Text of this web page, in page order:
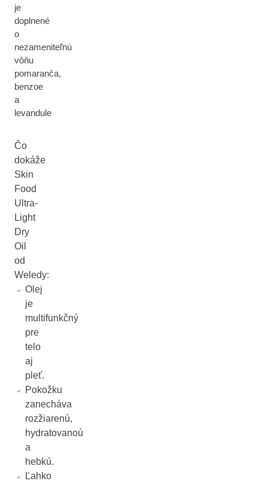
je
doplnené
o
nezameniteľnú
vôňu
pomaranča,
benzoe
a
levandule
Čo
dokáže
Skin
Food
Ultra-
Light
Dry
Oil
od
Weledy:
Olej
je
multifunkčný
pre
telo
aj
pleť.
Pokožku
zanecháva
rozžiarenú,
hydratovanoú
a
hebkú.
Ľahko